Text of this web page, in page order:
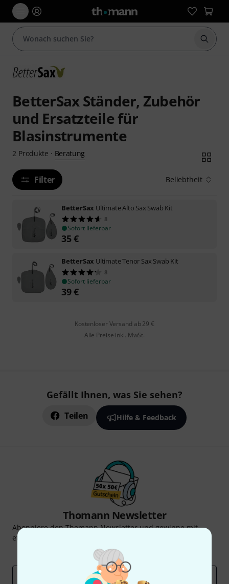
Suche
BetterSax Ständer, Zubehör
und Ersatzteile für
Blasinstrumente
2 Produkte · Beratung
Filter Beliebtheit
BetterSax Ultimate Alto Sax Swab Kit
8
Sofort lieferbar
35€
BetterSax Ultimate Tenor Sax Swab Kit
8
Sofort lieferbar
39€
Kostenloser Versand ab 29 €
Alle Preise inkl. MwSt.
Gefällt Ihnen, was Sie sehen?
Teilen Hilfe & Feedback
Thomann Newsletter
Abonniere den Thomann Newsletter und gewinne mit
etwas Glück einen von
Inspirierende Beiträge
Deals